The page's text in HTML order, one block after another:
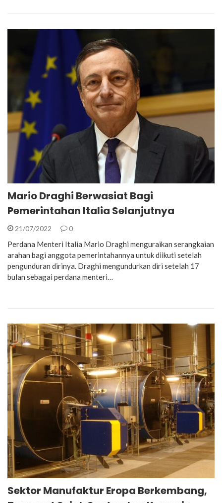
Mario Draghi Berwasiat Bagi
Pemerintahan Italia Selanjutnya
21/07/2022 0
Perdana Menteri Italia Mario Draghi menguraikan serangkaian
arahan bagi anggota pemerintahannya untuk diikuti setelah
pengunduran dirinya. Draghi mengundurkan diri setelah 17
bulan sebagai perdana menteri…
Sektor Manufaktur Eropa Berkembang,